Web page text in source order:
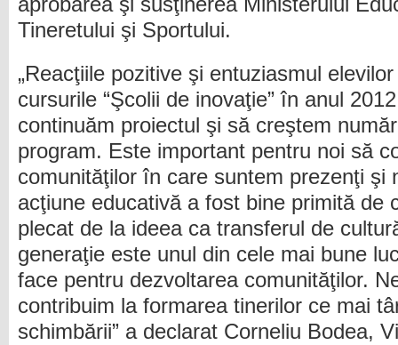
Tineretului şi Sportului.
„Reacţiile pozitive şi entuziasmul
cursurile “Şcolii de inovaţie” în anul
continuăm proiectul şi să creştem
program. Este important pentru noi să
comunităţilor în care suntem prezenţi şi
acţiune educativă a fost bine primită de
plecat de la ideea ca transferul de
generaţie este unul din cele mai bune
face pentru dezvoltarea comunităţilor.
contribuim la formarea tinerilor ce mai
schimbării” a declarat Corneliu Bodea,